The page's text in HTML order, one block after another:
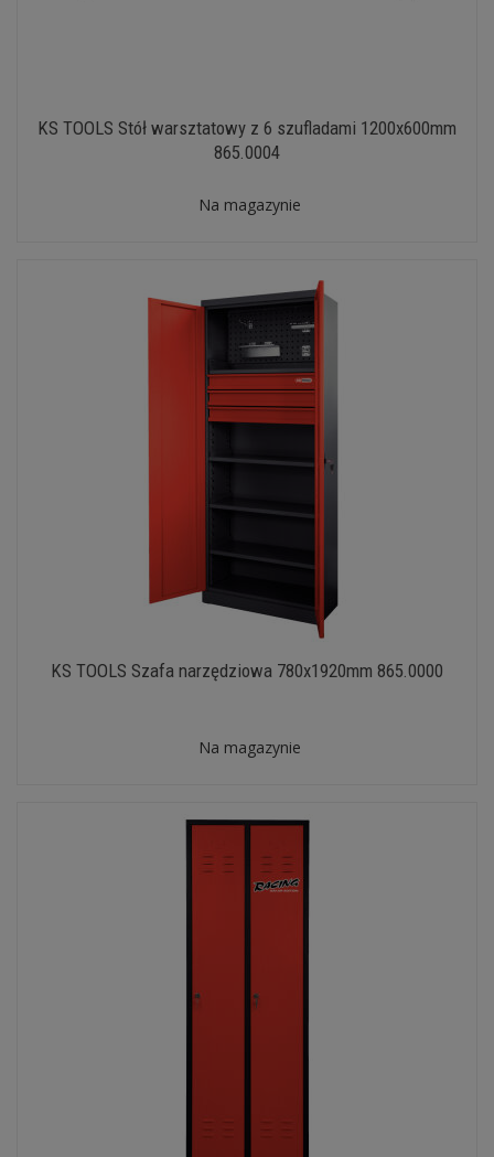
KS TOOLS Stół warsztatowy z 6 szufladami 1200x600mm
865.0004
Na magazynie
KS TOOLS Szafa narzędziowa 780x1920mm 865.0000
Na magazynie